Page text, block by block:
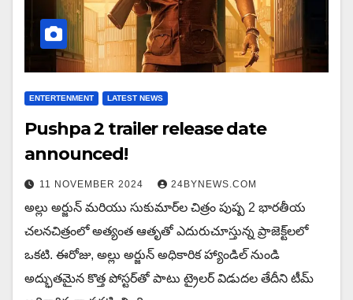
ENTERTENMENT LATEST NEWS
Pushpa 2 trailer release date
announced!
11 NOVEMBER 2024 24BYNEWS.COM
అల్లు అర్జున్ మరియు సుకుమార్‌ల చిత్రం పుష్ప 2 భారతీయ
చలనచిత్రంలో అత్యంత ఆతృతో ఎదురుచూస్తున్న ప్రాజెక్ట్‌లలో
ఒకటి. ఈరోజు, అల్లు అర్జున్ అధికారిక హ్యాండిల్ నుండి
అద్భుతమైన కొత్త పోస్టర్‌తో పాటు ట్రైలర్ విడుదల తేదీని టీమ్